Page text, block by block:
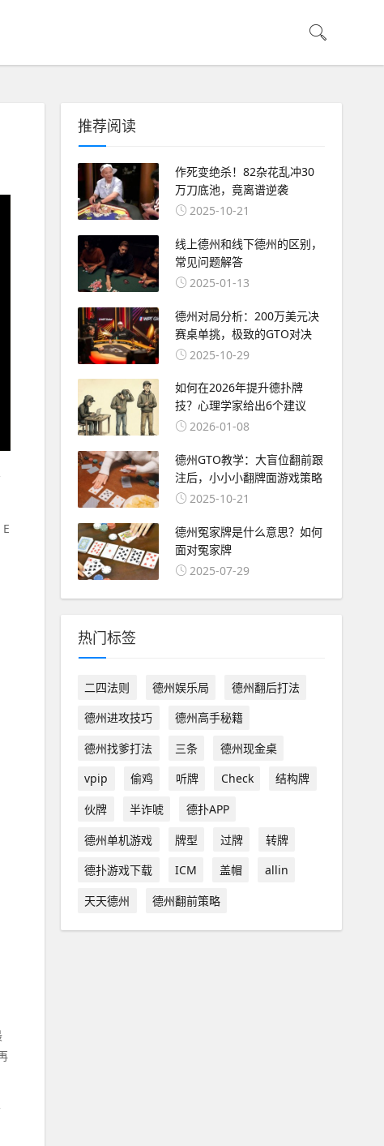
推荐阅读
作死变绝杀！82杂花乱冲30
万刀底池，竟离谱逆袭
2025-10-21
线上德州和线下德州的区别，
常见问题解答
2025-01-13
德州对局分析：200万美元决
赛桌单挑，极致的GTO对决
2025-10-29
如何在2026年提升德扑牌
技？心理学家给出6个建议
2026-01-08
德州GTO教学：大盲位翻前跟
注后，小小小翻牌面游戏策略
2025-10-21
德州冤家牌是什么意思？如何
面对冤家牌
2025-07-29
热门标签
二四法则 德州娱乐局
德州翻后打法
德州进攻技巧
德州高手秘籍
德州找爹打法
三条
德州现金桌
vpip
偷鸡 听牌 Check
结构牌
伙牌
半诈唬
德扑APP
德州单机游戏
牌型 过牌
转牌
德扑游戏下载
ICM 盖帽
allin
天天德州
德州翻前策略